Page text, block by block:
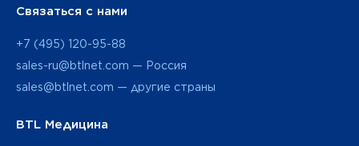
Связаться с нами
+7 (495) 120-95-88
sales-ru@btlnet.com — Россия
sales@btlnet.com — другие страны
BTL Медицина